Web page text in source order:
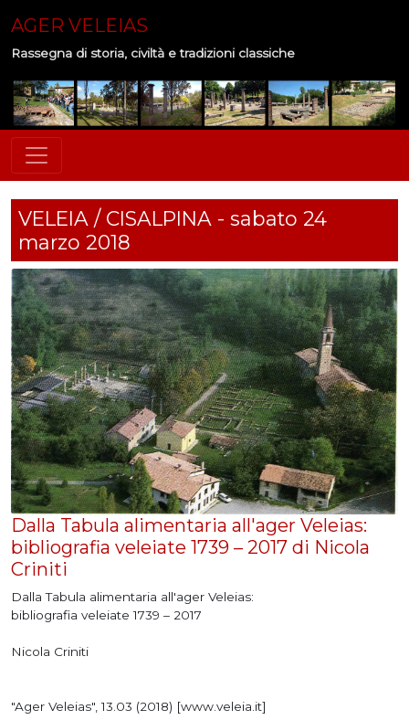
AGER VELEIAS
Rassegna di storia, civiltà e tradizioni classiche
VELEIA / CISALPINA - sabato 24
marzo 2018
Dalla Tabula alimentaria all'ager Veleias:
bibliografia veleiate 1739 – 2017 di Nicola
Criniti
Dalla Tabula alimentaria all'ager Veleias:
bibliografia veleiate 1739 – 2017
Nicola Criniti
"Ager Veleias", 13.03 (2018) [www.veleia.it]